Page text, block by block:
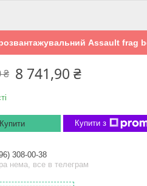
Assault frag
₴ 8 741,90 ₴
Купити Купити з
308-00-38
нема, все в телеграм